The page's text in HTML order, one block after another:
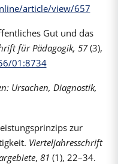
article/view/657
Gut und das
für Pädagogik, 57(3),
01:8734
Ursachen, Diagnostik,
zur
Vierteljahresschrift
, 81 (1), 22–34.